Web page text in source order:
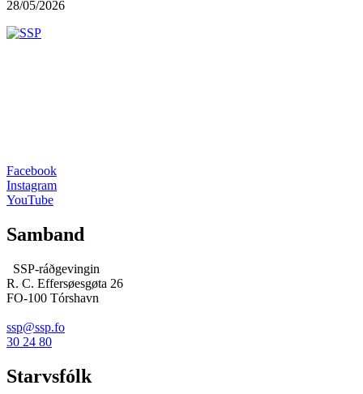
28/05/2026
Facebook
Instagram
YouTube
Samband
SSP-ráðgevingin
R. C. Effersøesgøta 26
FO-100 Tórshavn
ssp@ssp.fo
30 24 80
Starvsfólk